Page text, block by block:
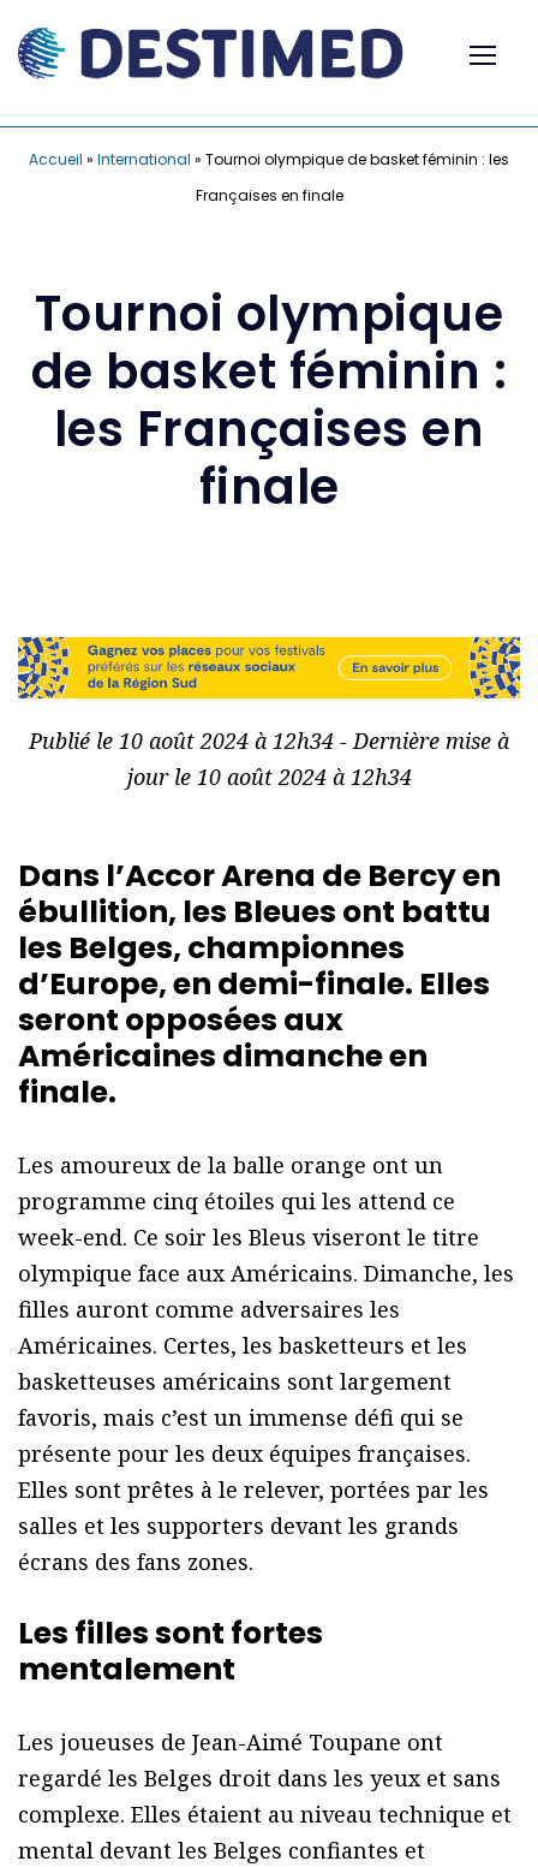
Accueil » International » Tournoi olympique de basket féminin : les
Françaises en finale
Tournoi olympique
de basket féminin :
les Françaises en
finale
Publié le 10 août 2024 à 12h34 - Dernière mise à
jour le 10 août 2024 à 12h34
Dans l’Accor Arena de Bercy en
ébullition, les Bleues ont battu
les Belges, championnes
d’Europe, en demi-finale. Elles
seront opposées aux
Américaines dimanche en
finale.
Les amoureux de la balle orange ont un
programme cinq étoiles qui les attend ce
week-end. Ce soir les Bleus viseront le titre
olympique face aux Américains. Dimanche, les
filles auront comme adversaires les
Américaines. Certes, les basketteurs et les
basketteuses américains sont largement
favoris, mais c’est un immense défi qui se
présente pour les deux équipes françaises.
Elles sont prêtes à le relever, portées par les
salles et les supporters devant les grands
écrans des fans zones.
Les filles sont fortes
mentalement
Les joueuses de Jean-Aimé Toupane ont
regardé les Belges droit dans les yeux et sans
complexe. Elles étaient au niveau technique et
mental devant les Belges confiantes et